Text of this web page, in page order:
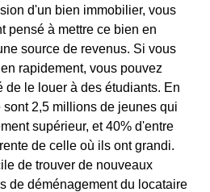
d'un bien immobilier, vous
pensé à mettre ce bien en
source de revenus. Si vous
rapidement, vous pouvez
le louer à des étudiants. En
2,5 millions de jeunes qui
supérieur, et 40% d'entre
de celle où ils ont grandi.
de trouver de nouveaux
de déménagement du locataire